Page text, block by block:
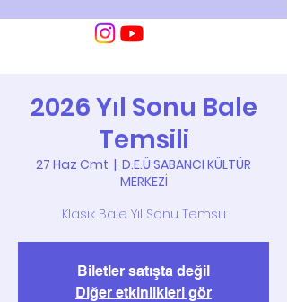
2026 Yıl Sonu Bale
Temsili
27 Haz Cmt
  |
D.E.Ü SABANCI KÜLTÜR
MERKEZİ
Biletler satışta değil
Diğer etkinlikleri gör